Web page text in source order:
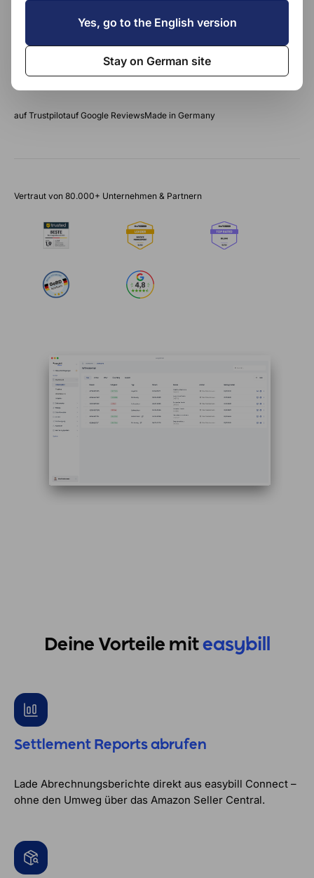
Jetzt kostenlos testen
auf Trustpilotauf Google ReviewsMade in Germany
Vertraut von 80.000+ Unternehmen & Partnern
Deine Vorteile miteasybill
Settlement Reports abrufen
Lade Abrechnungsberichte direkt aus easybill Connect –
ohne den Umweg über das Amazon Seller Central.
Yes, go to the English version
Stay on German site